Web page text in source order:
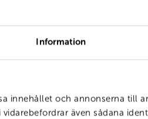
Information
innehållet och annonserna till
även sådana
service hos oss får du smarta
billigare. Vi kallar det att vara